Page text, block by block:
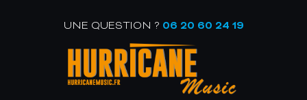
UNE QUESTION ? 06 20 60 24 19